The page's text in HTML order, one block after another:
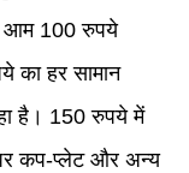
आम 100 रुपये
का हर सामान
है। 150 रुपये में
कप-प्लेट और अन्य